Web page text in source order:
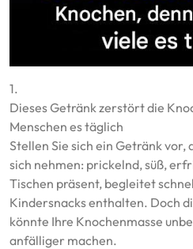
1.
Dieses Getränk zerstört die
Menschen es täglich
Stellen Sie sich ein Getränk vor,
sich nehmen: prickelnd, süß,
Tischen präsent, begleitet
Kindersnacks enthalten. Doch
könnte Ihre Knochenmasse
anfälliger machen.